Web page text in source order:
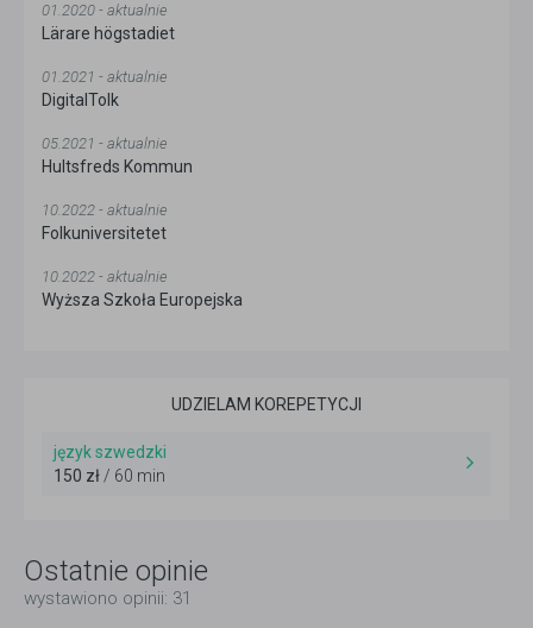
01.2020 - aktualnie
Lärare högstadiet
01.2021 - aktualnie
DigitalTolk
05.2021 - aktualnie
Hultsfreds Kommun
10.2022 - aktualnie
Folkuniversitetet
10.2022 - aktualnie
Wyższa Szkoła Europejska
UDZIELAM KOREPETYCJI
język szwedzki
150 zł / 60 min
Ostatnie opinie
wystawiono opinii: 31